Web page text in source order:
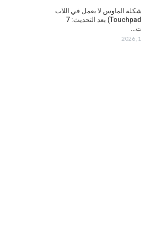
الماوس لا يعمل في اللاب
توب (Touchpad) بعد التحديث: 7